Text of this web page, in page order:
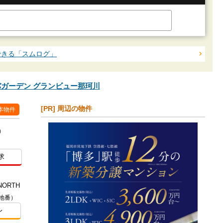
る「スムログ」
ーデン グランビュー那珂川
物件
番）
[PR] 周辺の物件